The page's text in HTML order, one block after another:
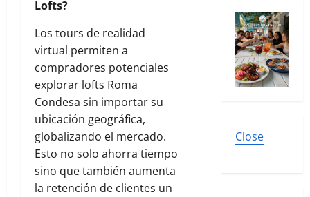
Lofts?
Los tours de realidad
virtual permiten a
compradores potenciales
explorar lofts Roma
Condesa sin importar su
ubicación geográfica,
globalizando el mercado.
Esto no solo ahorra tiempo
sino que también aumenta
la retención de clientes un
Close